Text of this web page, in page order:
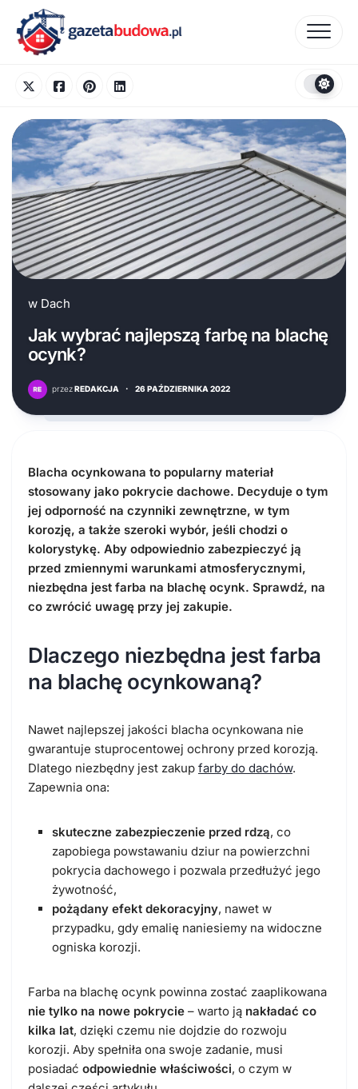
content
w Dach
Jak wybrać najlepszą farbę na blachę
ocynk?
przezREDAKCJA · 26 PAŹDZIERNIKA 2022
Blacha ocynkowana to popularny materiał
stosowany jako pokrycie dachowe. Decyduje o tym
jej odporność na czynniki zewnętrzne, w tym
korozję, a także szeroki wybór, jeśli chodzi o
kolorystykę. Aby odpowiednio zabezpieczyć ją
przed zmiennymi warunkami atmosferycznymi,
niezbędna jest farba na blachę ocynk. Sprawdź, na
co zwrócić uwagę przy jej zakupie.
Dlaczego niezbędna jestfarba
na blachę ocynkowaną?
Nawet najlepszej jakości blacha ocynkowana nie
gwarantuje stuprocentowej ochrony przed korozją.
Dlatego niezbędny jest zakup farby do dachów.
Zapewnia ona:
skuteczne zabezpieczenie przed rdzą, co
zapobiega powstawaniu dziur na powierzchni
pokrycia dachowego i pozwala przedłużyć jego
żywotność,
pożądany efekt dekoracyjny, nawet w
przypadku, gdy emalię naniesiemy na widoczne
ogniska korozji.
Farba na blachę ocynk powinna zostać zaaplikowana
nie tylko na nowe pokrycie – warto ją nakładać co
kilka lat, dzięki czemu nie dojdzie do rozwoju
korozji. Aby spełniła ona swoje zadanie, musi
posiadać odpowiednie właściwości, o czym w